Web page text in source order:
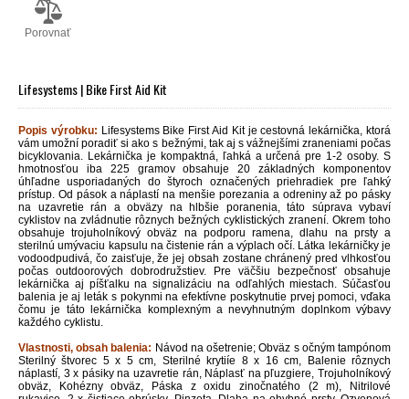
Porovnať
Lifesystems | Bike First Aid Kit
Popis výrobku: Lifesystems Bike First Aid Kit je cestovná lekárnička, ktorá
vám umožní poradiť si ako s bežnými, tak aj s vážnejšími zraneniami počas
bicyklovania. Lekárnička je kompaktná, ľahká a určená pre 1-2 osoby. S
hmotnosťou iba 225 gramov obsahuje 20 základných komponentov
úhľadne usporiadaných do štyroch označených priehradiek pre ľahký
prístup. Od pások a náplastí na menšie porezania a odreniny až po pásky
na uzavretie rán a obväzy na hlbšie poranenia, táto súprava vybaví
cyklistov na zvládnutie rôznych bežných cyklistických zranení. Okrem toho
obsahuje trojuholníkový obväz na podporu ramena, dlahu na prsty a
sterilnú umývaciu kapsulu na čistenie rán a výplach očí. Látka lekárničky je
vodoodpudivá, čo zaisťuje, že jej obsah zostane chránený pred vlhkosťou
počas outdoorových dobrodružstiev. Pre väčšiu bezpečnosť obsahuje
lekárnička aj píšťalku na signalizáciu na odľahlých miestach. Súčasťou
balenia je aj leták s pokynmi na efektívne poskytnutie prvej pomoci, vďaka
čomu je táto lekárnička komplexným a nevyhnutným doplnkom výbavy
každého cyklistu.
Vlastnosti, obsah balenia: Návod na ošetrenie; Obväz s očným tampónom
Sterilný štvorec 5 x 5 cm, Sterilné krytiíe 8 x 16 cm, Balenie rôznych
náplastí, 3 x pásiky na uzavretie rán, Náplasť na pľuzgiere, Trojuholníkový
obväz, Kohézny obväz, Páska z oxidu zinočnatého (2 m), Nitrilové